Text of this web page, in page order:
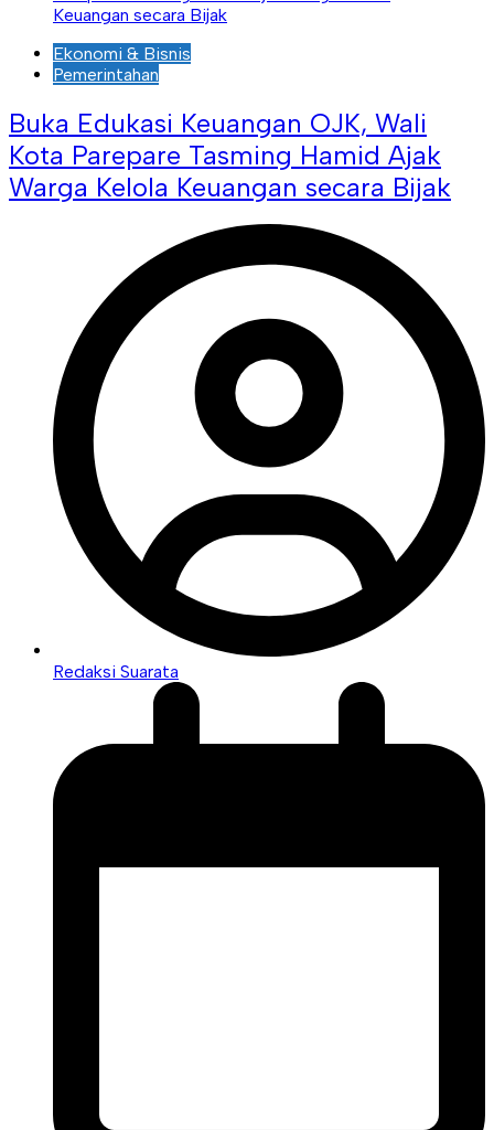
Ekonomi & Bisnis
Pemerintahan
Buka Edukasi Keuangan OJK, Wali
Kota Parepare Tasming Hamid Ajak
Warga Kelola Keuangan secara Bijak
Redaksi Suarata